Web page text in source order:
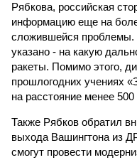
Рябкова, российская
информацию еще на
сложившейся проблемы.
указано - на какую
ракеты. Помимо этого,
прошлогодних учениях
на расстояние менее
Также Рябков обратил
выхода Вашингтона из
смогут провести